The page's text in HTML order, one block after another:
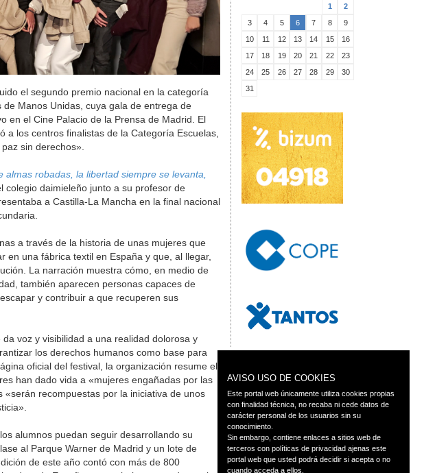
el segundo premio nacional en la categoría
Manos Unidas, cuya gala de entrega de
en el Cine Palacio de la Prensa de Madrid. El
los centros finalistas de la Categoría Escuelas,
sin derechos».
almas robadas, la libertad siempre se levanta,
colegio daimieleño junto a su profesor de
a Castilla-La Mancha en la final nacional
a través de la historia de unas mujeres que
una fábrica textil en España y que, al llegar,
La narración muestra cómo, en medio de
también aparecen personas capaces de
y contribuir a que recuperen sus
voz y visibilidad a una realidad dolorosa y
los derechos humanos como base para
oficial del festival, la organización resume el
han dado vida a «mujeres engañadas por las
recompuestas por la iniciativa de unos
alumnos puedan seguir desarrollando su
al Parque Warner de Madrid y un lote de
de este año contó con más de 800
1
2
3
4 5 6 7 8
9
10
11 12 13 14 15
16
17
18 19 20 21 22
23
24
25 26 27 28 29
30
31
AVISO USO DE COOKIES
Este portal web únicamente utiliza cookies propias
con finalidad técnica, no recaba ni cede datos de
carácter personal de los usuarios sin su
conocimiento.
Sin embargo, contiene enlaces a sitios web de
terceros con políticas de privacidad ajenas este
portal web que usted podrá decidir si acepta o no
cuando acceda a ellos.